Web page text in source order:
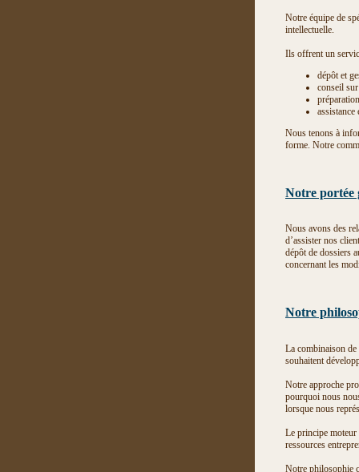
Notre équipe de
intellectuelle.
Ils offrent un
dépôt et
conseil
assistance
Nous tenons à
forme. Notre
Notre portée
Nous avons des
d’assister nos
dépôt de dossiers
concernant les
Notre
La combinaison de
souhaitent
Notre approche
pourquoi nous
lorsque nous
Le principe moteur
ressources
Notre philosophie